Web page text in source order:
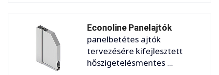
Econoline Panelajtók
panelbetétes ajtók
tervezésére kifejlesztett
hőszigetelésmentes ...